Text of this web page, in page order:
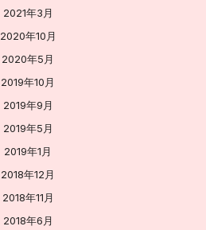
2021年3月
2020年10月
2020年5月
2019年10月
2019年9月
2019年5月
2019年1月
2018年12月
2018年11月
2018年6月